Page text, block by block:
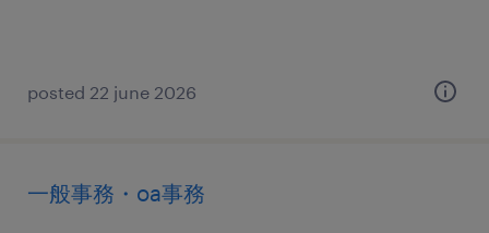
posted 22 june 2026
一般事務・oa事務